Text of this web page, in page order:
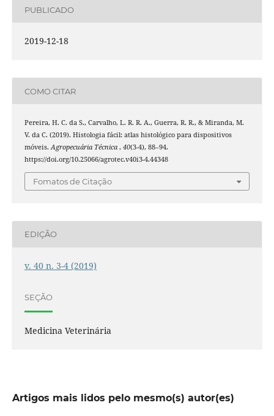
PUBLICADO
2019-12-18
COMO CITAR
Pereira, H. C. da S., Carvalho, L. R. R. A., Guerra, R. R., & Miranda, M.
V. da C. (2019). Histologia fácil: atlas histológico para dispositivos
móveis.Agropecuária Técnica , 40(3-4), 88–94.
https://doi.org/10.25066/agrotec.v40i3-4.44348
Fomatos de Citação
EDIÇÃO
v. 40 n. 3-4 (2019)
SEÇÃO
Medicina Veterinária
Artigos mais lidos pelo mesmo(s) autor(es)